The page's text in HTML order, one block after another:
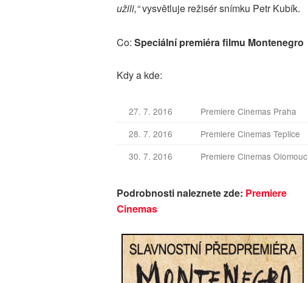
užili,“vysvětluje režisér snímku Petr Kubík.
Co: Speciální premiéra filmu Montenegro
Kdy a kde:
27. 7. 2016
Premiere Cinemas Praha
28. 7. 2016
Premiere Cinemas Teplice
30. 7. 2016
Premiere Cinemas Olomouc
Podrobnosti naleznete zde: Premiere
Cinemas